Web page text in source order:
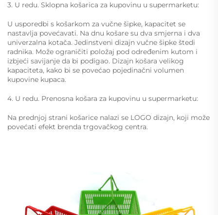
3. U redu. Sklopna košarica za kupovinu u supermarketu:
U usporedbi s košarkom za vučne šipke, kapacitet se
nastavlja povećavati. Na dnu košare su dva smjerna i dva
univerzalna kotača. Jedinstveni dizajn vučne šipke štedi
radnika. Može ograničiti položaj pod određenim kutom i
izbjeći savijanje da bi podigao. Dizajn košara velikog
kapaciteta, kako bi se povećao pojedinačni volumen
kupovine kupaca.
4. U redu. Prenosna košara za kupovinu u supermarketu:
Na prednjoj strani košarice nalazi se LOGO dizajn, koji može
povećati efekt brenda trgovačkog centra.